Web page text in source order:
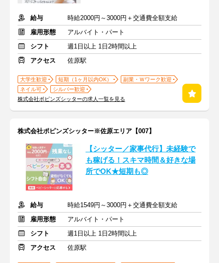
給与
時給2000円～3000円＋交通費全額支給
雇用形態
アルバイト・パート
シフト
週1日以上 1日2時間以上
アクセス
佐原駅
大学生歓迎 短期（1ヶ月以内OK）
副業・Ｗワーク歓迎
ネイル可
シルバー歓迎
株式会社ポピンズシッターの求人一覧を見る
株式会社ポピンズシッター※佐原エリア【007】
【シッター／家事代行】未経験で
も稼げる！スキマ時間＆好きな場
所でOK★短期も◎
給与
時給1549円～3000円＋交通費全額支給
雇用形態
アルバイト・パート
シフト
週1日以上 1日2時間以上
アクセス
佐原駅